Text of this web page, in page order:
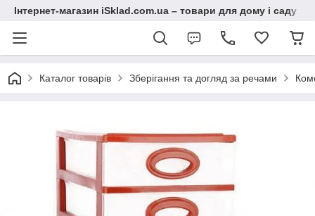
Інтернет-магазин iSklad.com.ua – товари для дому і саду
Каталог товарів Зберігання та догляд за речами